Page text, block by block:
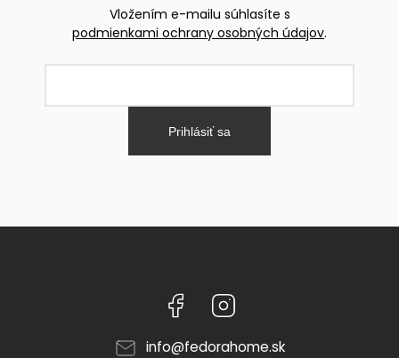
Vložením e-mailu súhlasíte s
podmienkami ochrany osobných údajov.
Prihlásiť sa
Facebook
info@fedorahome.sk